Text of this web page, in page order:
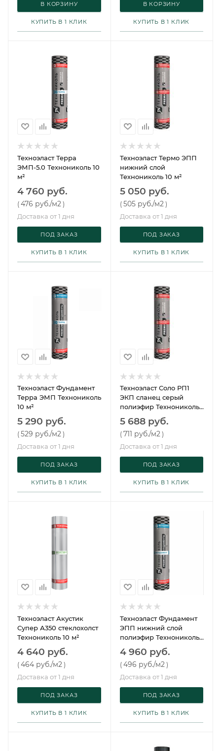
В КОРЗИНУ
КУПИТЬ В 1 КЛИК
В КОРЗИНУ
КУПИТЬ В 1 КЛИК
Техноэласт Терра
ЭМП-5.0 Технониколь 10
м²
4 760 руб.
(476 руб./м2 )
Доставка от 1 дня
ПОД ЗАКАЗ
КУПИТЬ В 1 КЛИК
Техноэласт Термо ЭПП
нижний слой
Технониколь 10 м²
5 050 руб.
(505 руб./м2 )
Доставка от 1 дня
ПОД ЗАКАЗ
КУПИТЬ В 1 КЛИК
Техноэласт Фундамент
Терра ЭМП Технониколь
10 м²
5 290 руб.
(529 руб./м2)
Доставка от 1 дня
ПОД ЗАКАЗ
КУПИТЬ В 1 КЛИК
Техноэласт Соло РП1
ЭКП сланец серый
полиэфир Технониколь
5 688 руб.
(711 руб./м2 )
Доставка от 1 дня
ПОД ЗАКАЗ
КУПИТЬ В 1 КЛИК
Техноэласт Акустик
Супер А350 стеклохолст
Технониколь 10 м²
4 640 руб.
(464 руб./м2 )
Доставка от 1 дня
ПОД ЗАКАЗ
КУПИТЬ В 1 КЛИК
Техноэласт Фундамент
ЭПП нижний слой
полиэфир Технониколь
4 960 руб.
(496 руб./м2 )
Доставка от 1 дня
ПОД ЗАКАЗ
КУПИТЬ В 1 КЛИК